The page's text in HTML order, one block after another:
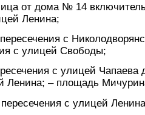
от дома № 14
Ленина;
с
с улицей Свободы;
с улицей Чапаева
Ленина; – площадь
с улицей